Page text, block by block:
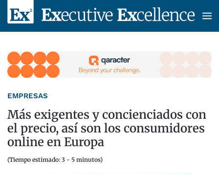
Skip to main content
EMPRESAS
Más exigentes y concienciados con
el precio, así son los consumidores
online en Europa
(Tiempo estimado: 3 - 5 minutos)